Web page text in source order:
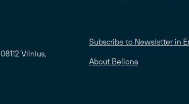
Vilnius,
Subscribe to Newsletter in
About Bellona